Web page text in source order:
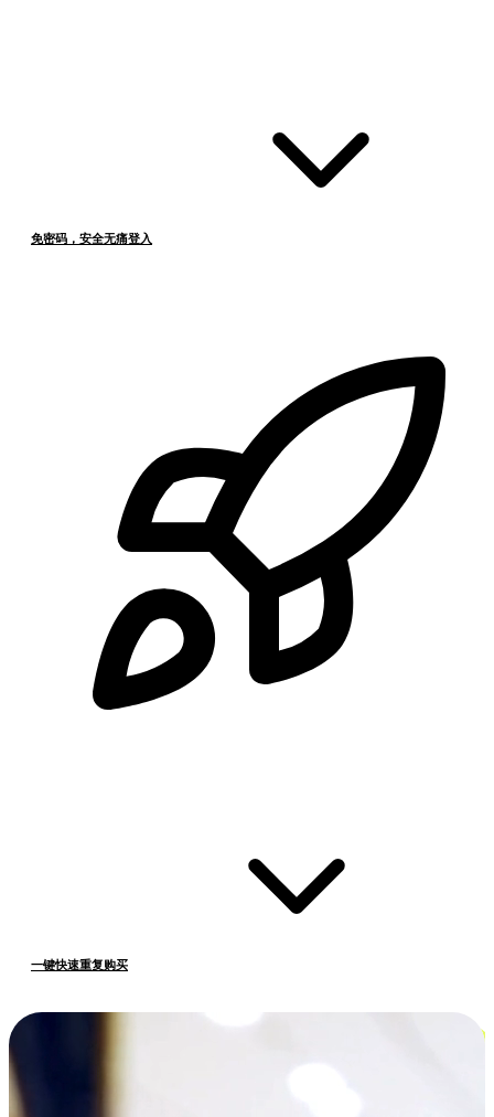
免密码，安全无痛登入
一键快速重复购买